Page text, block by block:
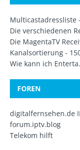
Multicastadressliste
Die verschiedenen
Die MagentaTV
Kanalsortierung -
Wie kann ich
FOREN
digitalfernsehen.de
forum.iptv.blog
Telekom hilft